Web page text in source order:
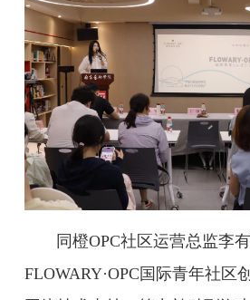
同橙OPC社区运营总监李有
FLOWARY·OPC国际青年社区